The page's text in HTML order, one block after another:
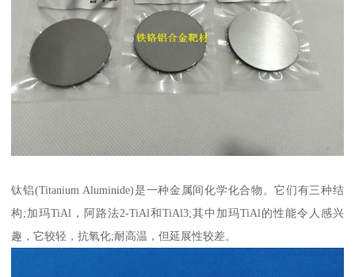
钛铝(Titanium Aluminide)是一种金属间化学化合物。它们有三种结
构;加玛TiAl，阿路法2-TiAl和TiAl3;其中加玛TiAl的性能令人感兴
趣，它较轻，抗氧化;耐高温，但延展性较差。